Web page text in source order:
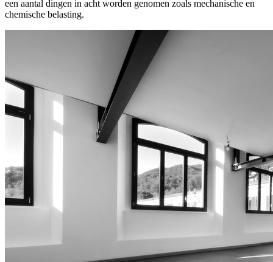
een aantal dingen in acht worden genomen zoals mechanische en
chemische belasting.